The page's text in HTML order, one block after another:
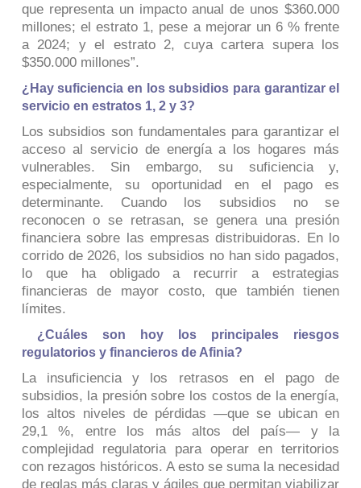
que representa un impacto anual de unos $360.000
millones; el estrato 1, pese a mejorar un 6 % frente
a 2024; y el estrato 2, cuya cartera supera los
$350.000 millones”.
¿Hay suficiencia en los subsidios para garantizar el
servicio en estratos 1, 2 y 3?
Los subsidios son fundamentales para garantizar el
acceso al servicio de energía a los hogares más
vulnerables. Sin embargo, su suficiencia y,
especialmente, su oportunidad en el pago es
determinante. Cuando los subsidios no se
reconocen o se retrasan, se genera una presión
financiera sobre las empresas distribuidoras. En lo
corrido de 2026, los subsidios no han sido pagados,
lo que ha obligado a recurrir a estrategias
financieras de mayor costo, que también tienen
límites.
¿Cuáles son hoy los principales riesgos
regulatorios y financieros de Afinia?
La insuficiencia y los retrasos en el pago de
subsidios, la presión sobre los costos de la energía,
los altos niveles de pérdidas —que se ubican en
29,1 %, entre los más altos del país— y la
complejidad regulatoria para operar en territorios
con rezagos históricos. A esto se suma la necesidad
de reglas más claras y ágiles que permitan viabilizar